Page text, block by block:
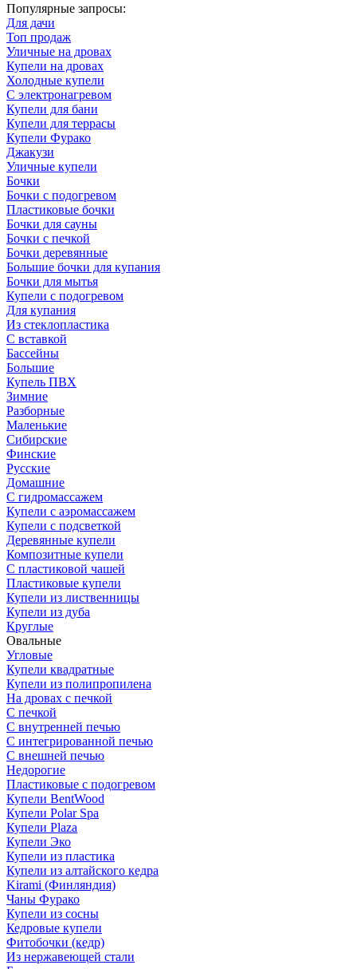
Популярные запросы:
Для дачи
Топ продаж
Уличные на дровах
Купели на дровах
Холодные купели
С электронагревом
Купели для бани
Купели для террасы
Купели Фурако
Джакузи
Уличные купели
Бочки
Бочки с подогревом
Пластиковые бочки
Бочки для сауны
Бочки с печкой
Бочки деревянные
Большие бочки для купания
Бочки для мытья
Купели с подогревом
Для купания
Из стеклопластика
С вставкой
Бассейны
Большие
Купель ПВХ
Зимние
Разборные
Маленькие
Сибирские
Финские
Русские
Домашние
С гидромассажем
Купели с аэромассажем
Купели с подсветкой
Деревянные купели
Композитные купели
С пластиковой чашей
Пластиковые купели
Купели из лиственницы
Купели из дуба
Круглые
Овальные
Угловые
Купели квадратные
Купели из полипропилена
На дровах с печкой
С печкой
С внутренней печью
С интегрированной печью
С внешней печью
Недорогие
Пластиковые с подогревом
Купели BentWood
Купели Polar Spa
Купели Plaza
Купели Эко
Купели из пластика
Купели из алтайского кедра
Kirami (Финляндия)
Чаны Фурако
Купели из сосны
Кедровые купели
Фитобочки (кедр)
Из нержавеющей стали